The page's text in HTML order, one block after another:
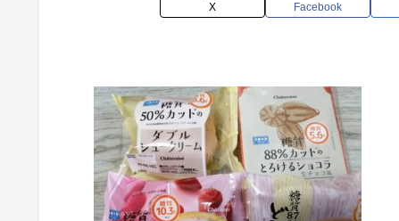
X Facebook